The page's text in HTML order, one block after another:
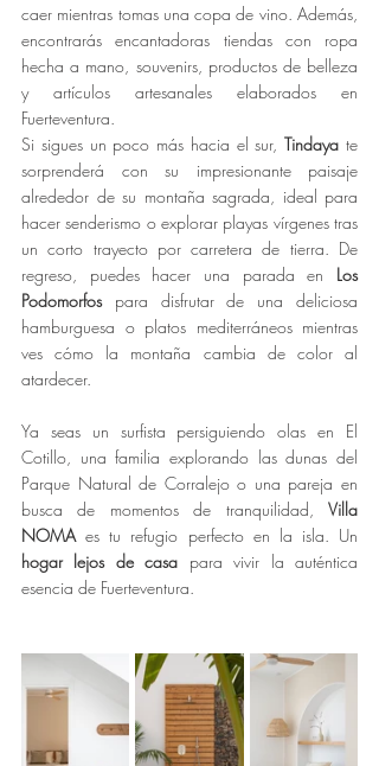
caer mientras tomas una copa de vino. Además,
encontrarás encantadoras tiendas con ropa
hecha a mano, souvenirs, productos de belleza
y artículos artesanales elaborados en
Fuerteventura.
Si sigues un poco más hacia el sur, Tindaya te
sorprenderá con su impresionante paisaje
alrededor de su montaña sagrada, ideal para
hacer senderismo o explorar playas vírgenes tras
un corto trayecto por carretera de tierra. De
regreso, puedes hacer una parada en Los
Podomorfos para disfrutar de una deliciosa
hamburguesa o platos mediterráneos mientras
ves cómo la montaña cambia de color al
atardecer.
Ya seas un surfista persiguiendo olas en El
Cotillo, una familia explorando las dunas del
Parque Natural de Corralejo o una pareja en
busca de momentos de tranquilidad, Villa
NOMA
hogar lejos de casa para vivir la auténtica
esencia de Fuerteventura.